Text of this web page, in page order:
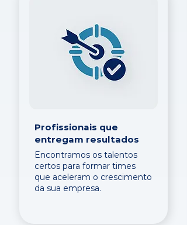
Profissionais que
entregam resultados
Encontramos os talentos
certos para formar times
que aceleram o crescimento
da sua empresa.